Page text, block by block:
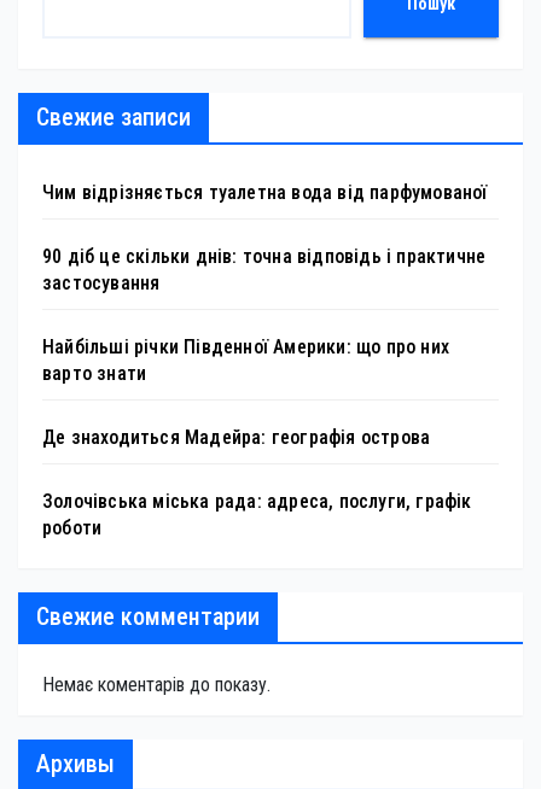
Свежие записи
Чим відрізняється туалетна вода від парфумованої
90 діб це скільки днів: точна відповідь і практичне
застосування
Найбільші річки Південної Америки: що про них
варто знати
Де знаходиться Мадейра: географія острова
Золочівська міська рада: адреса, послуги, графік
роботи
Свежие комментарии
Немає коментарів до показу.
Архивы